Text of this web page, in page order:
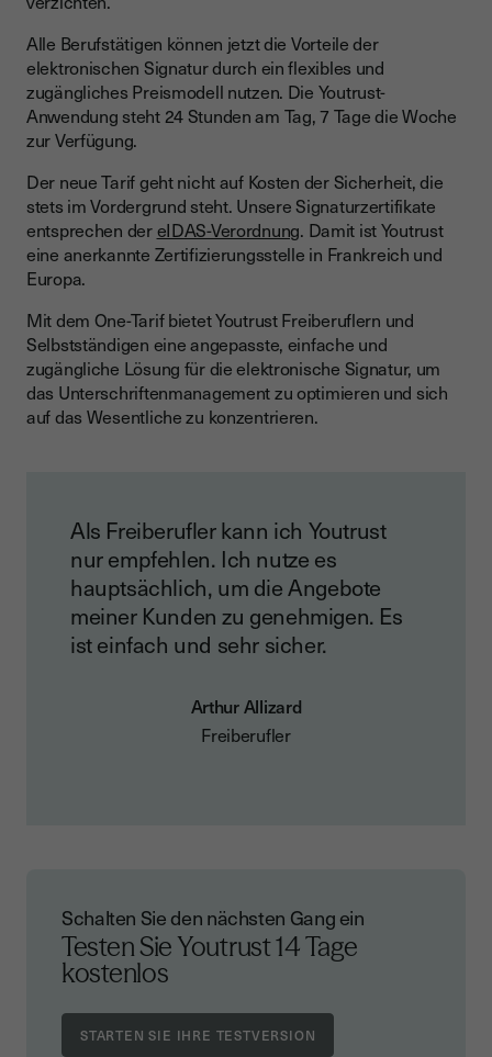
Alle Berufstätigen können jetzt die Vorteile der
elektronischen Signatur durch ein flexibles und
zugängliches Preismodell nutzen. Die Youtrust-
Anwendung steht 24 Stunden am Tag, 7 Tage die Woche
zur Verfügung.
Der neue Tarif geht nicht auf Kosten der Sicherheit, die
stets im Vordergrund steht. Unsere Signaturzertifikate
entsprechen dereIDAS-Verordnung. Damit ist Youtrust
eine anerkannte Zertifizierungsstelle in Frankreich und
Europa.
Mit dem One-Tarif bietet Youtrust Freiberuflern und
Selbstständigen eine angepasste, einfache und
zugängliche Lösung für die elektronische Signatur, um
das Unterschriftenmanagement zu optimieren und sich
auf das Wesentliche zu konzentrieren.
Als Freiberufler kann ich Youtrust
nur empfehlen. Ich nutze es
hauptsächlich, um die Angebote
meiner Kunden zu genehmigen. Es
ist einfach und sehr sicher.
Arthur Allizard
Freiberufler
Schalten Sie den nächsten Gang ein
Testen Sie Youtrust14 Tage
kostenlos